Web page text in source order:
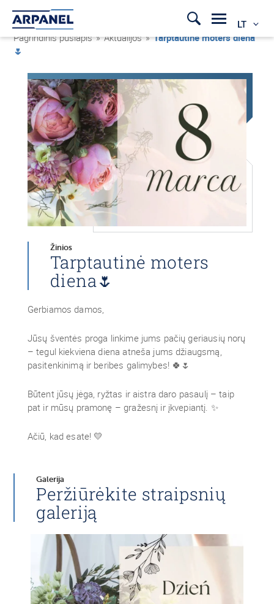
LT
Pagrindinis puslapis » Aktualijos »Tarptautinė moters diena
🌷
Žinios
Tarptautinė moters
diena🌷
Gerbiamos damos,
Jūsų šventės proga linkime jums pačių geriausių norų
– tegul kiekviena diena atneša jums džiaugsmą,
pasitenkinimą ir beribes galimybes! 🍀🌷
Būtent jūsų jėga, ryžtas ir aistra daro pasaulį – taip
pat ir mūsų pramonę – gražesnį ir įkvepiantį. ✨
Ačiū, kad esate! 💛
Galerija
Peržiūrėkite straipsnių
galeriją